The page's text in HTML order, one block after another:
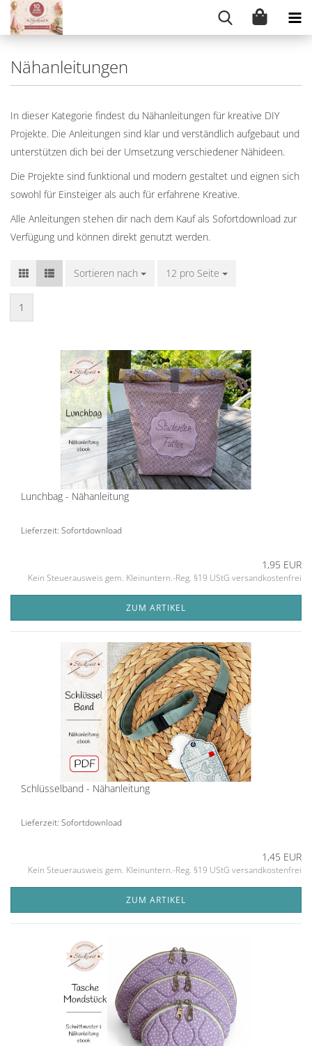
Nähanleitungen
In dieser Kategorie findest du Nähanleitungen für kreative DIY
Projekte. Die Anleitungen sind klar und verständlich aufgebaut und
unterstützen dich bei der Umsetzung verschiedener Nähideen.
Die Projekte sind funktional und modern gestaltet und eignen sich
sowohl für Einsteiger als auch für erfahrene Kreative.
Alle Anleitungen stehen dir nach dem Kauf als Sofortdownload zur
Verfügung und können direkt genutzt werden.
Sortieren nach
Sortieren nach 12 pro Seite
pro Seite
1
Lunchbag - Nähanleitung
Lieferzeit: Sofortdownload
1,95 EUR
Kein Steuerausweis gem. Kleinuntern.-Reg. §19 UStG versandkostenfrei
ZUM ARTIKEL
Schlüsselband - Nähanleitung
Lieferzeit: Sofortdownload
1,45 EUR
Kein Steuerausweis gem. Kleinuntern.-Reg. §19 UStG versandkostenfrei
ZUM ARTIKEL